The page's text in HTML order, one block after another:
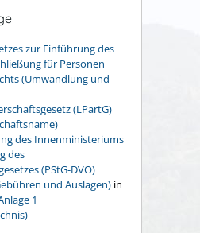
zur Einführung des
für Personen
(Umwandlung und
(LPartG)
des Innenministeriums
des
(PStG-DVO)
und Auslagen) in
1